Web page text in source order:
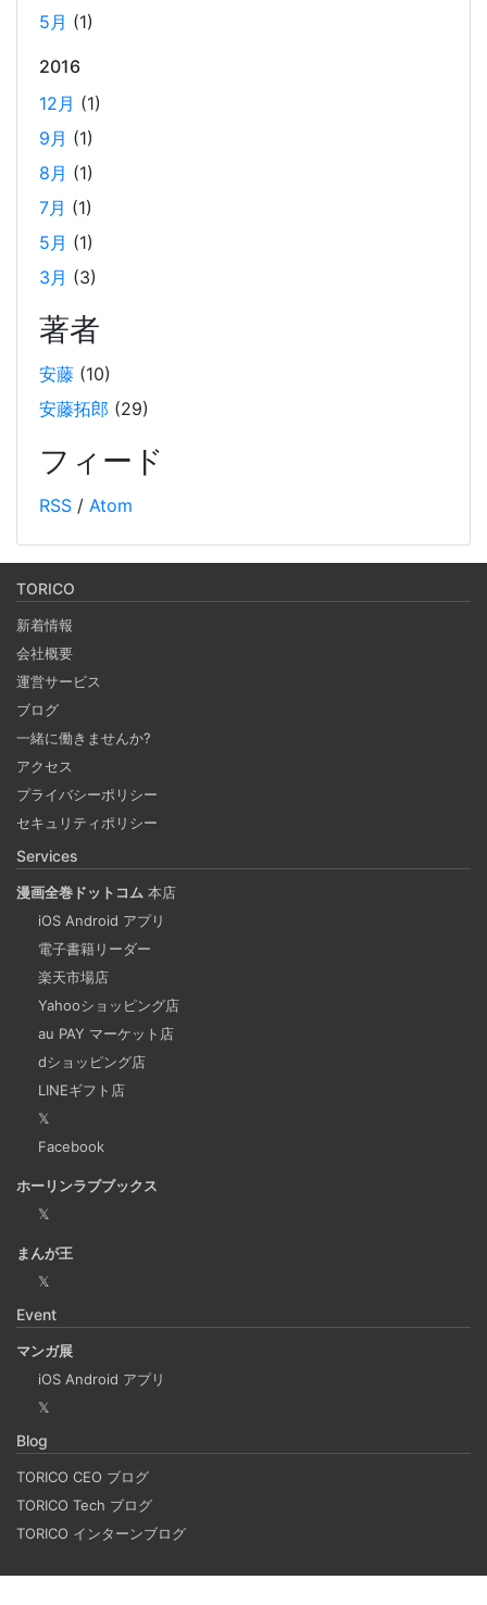
変更しました。 主に実費のコストダウンとマネジメントコ
2024年末の LangChain チュートリアル
2024-12-15
LangChainの利用方法に関するチュートリアルです。2024
年12月の技術勉強会の内容を基に、LangChainの基本的な
使い方や環境構築手順、シンプルなLLMの使用方法、APIサ
から取得したデータを用いたRAGとメモリーセーバーの実
RAG するチュートリアル
2024-10-12
オープンソースのベクトルデータベースである Weaviate を
会カリキュラム） 自分の PC 上で RAG のシステムを構築し
ます。
Notionを本の管理に使ってみる
ブラウザがあればどこでもつかえるNotion。 テンプレート
で何でもできるNotionで購入した本、これから発売する本
の管理をしてみる。 Notion APIを使えば自作アプリとの連
携も可能に！？
重複コンテンツは味方ではない
2024-09-25
検索エンジンの上位にサイト情報が表示されるということ
は多くの人に見てもらえる最高の宣伝です。SEO評価を下
げてしまう重複コンテンツを軽減することも重要な課題の
一つだといえます。
Microsoftの法人向けプランを導入した
2025年上半期は個人アカウントからMicrosoft法人アカウン
トの個人アカウントに切り替えました。
ボードみたいなのを作るチュートリアル
2024-09-17
Django Channels の機能を使って、簡易的な複数人お絵か
きアプリを作るチュートリアルです。(社内勉強会カリキュ
ラム） 他のクライアントの操作を、WebSocket を使って
のようなものを作ります。
5月 (1)
2016
12月 (1)
9月 (1)
8月 (1)
7月 (1)
5月 (1)
3月 (3)
著者
安藤 (10)
安藤拓郎 (29)
フィード
RSS / Atom
TORICO
新着情報
会社概要
運営サービス
ブログ
一緒に働きませんか?
アクセス
プライバシーポリシー
セキュリティポリシー
Services
漫画全巻ドットコム 本店
iOS Android アプリ
電子書籍リーダー
楽天市場店
Yahooショッピング店
au PAY マーケット店
dショッピング店
LINEギフト店
𝕏
Facebook
ホーリンラブブックス
𝕏
まんが王
𝕏
Event
マンガ展
iOS Android アプリ
𝕏
Blog
TORICO CEO ブログ
TORICO Tech ブログ
TORICO インターンブログ